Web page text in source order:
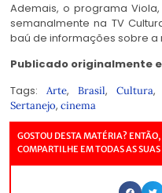
Ademais, o programa
semanalmente na TV
baú de informações sobre a
Publicado originalmente
Tags: Arte, Brasil, Cultura
Sertanejo, cinema
GOSTOU DESTA MATÉRIA?
COMPARTILHE EM TODAS AS